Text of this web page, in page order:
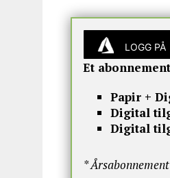
LOGG PÅ
Et
Papir +
Digital
Digital
*